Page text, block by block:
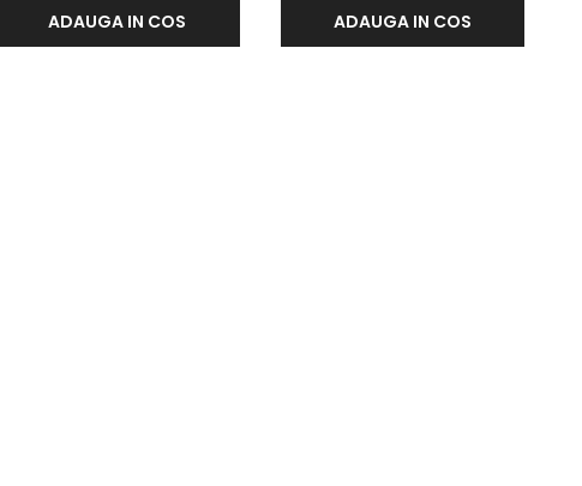
ADAUGA IN COS ADAUGA IN COS